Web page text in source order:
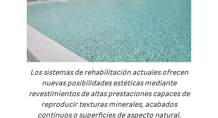
Los sistemas de rehabilitación actuales ofrecen
nuevas posibilidades estéticas mediante
revestimientos de altas prestaciones capaces de
reproducir texturas minerales, acabados
continuos o superficies de aspecto natural.